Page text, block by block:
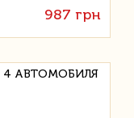
987 грн
4 АВТОМОБИЛЯ